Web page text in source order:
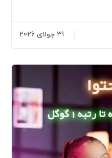
31 جولای 2026